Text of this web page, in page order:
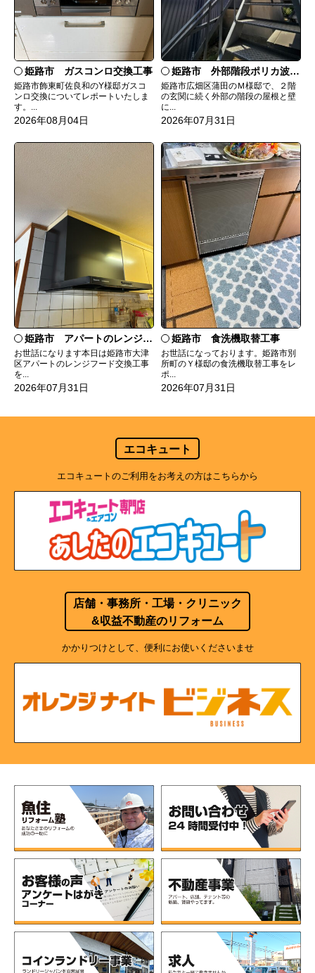
姫路市 ガスコンロ交換工事
姫路市飾東町佐良和のY様邸ガスコ
ンロ交換についてレポートいたしま
す。...
2026年08月04日
姫路市 外部階段ポリカ波板張替工事
姫路市広畑区蒲田のＭ様邸で、２階
の玄関に続く外部の階段の屋根と壁
に...
2026年07月31日
姫路市 アパートのレンジフード交換
お世話になります本日は姫路市大津
区アパートのレンジフード交換工事
を...
2026年07月31日
姫路市 食洗機取替工事
お世話になっております。姫路市別
所町のＹ様邸の食洗機取替工事をレ
ポ...
2026年07月31日
エコキュート
エコキュートのご利用をお考えの方はこちらから
店舗・事務所・工場・クリニック
&収益不動産のリフォーム
かかりつけとして、便利にお使いくださいませ